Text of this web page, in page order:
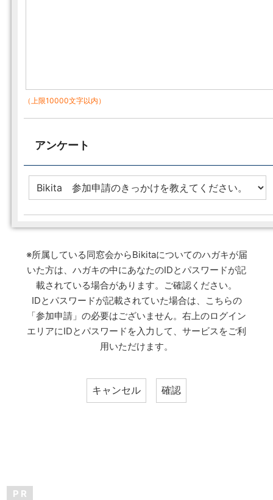
（上限10000文字以内）
アンケート
※所属している同窓会からBikitaについてのハガキが届
いた方は、ハガキの中にあなたのIDとパスワードが記
載されている場合があります。ご確認ください。
IDとパスワードが記載されていた場合は、こちらの
「参加申請」の必要はございません。右上のログイン
エリアにIDとパスワードを入力して、サービスをご利
用いただけます。
P R